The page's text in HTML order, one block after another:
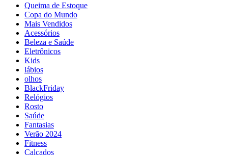
Queima de Estoque
Copa do Mundo
Mais Vendidos
Acessórios
Beleza e Saúde
Eletrônicos
Kids
lábios
olhos
BlackFriday
Relógios
Rosto
Saúde
Fantasias
Verão 2024
Fitness
Calçados